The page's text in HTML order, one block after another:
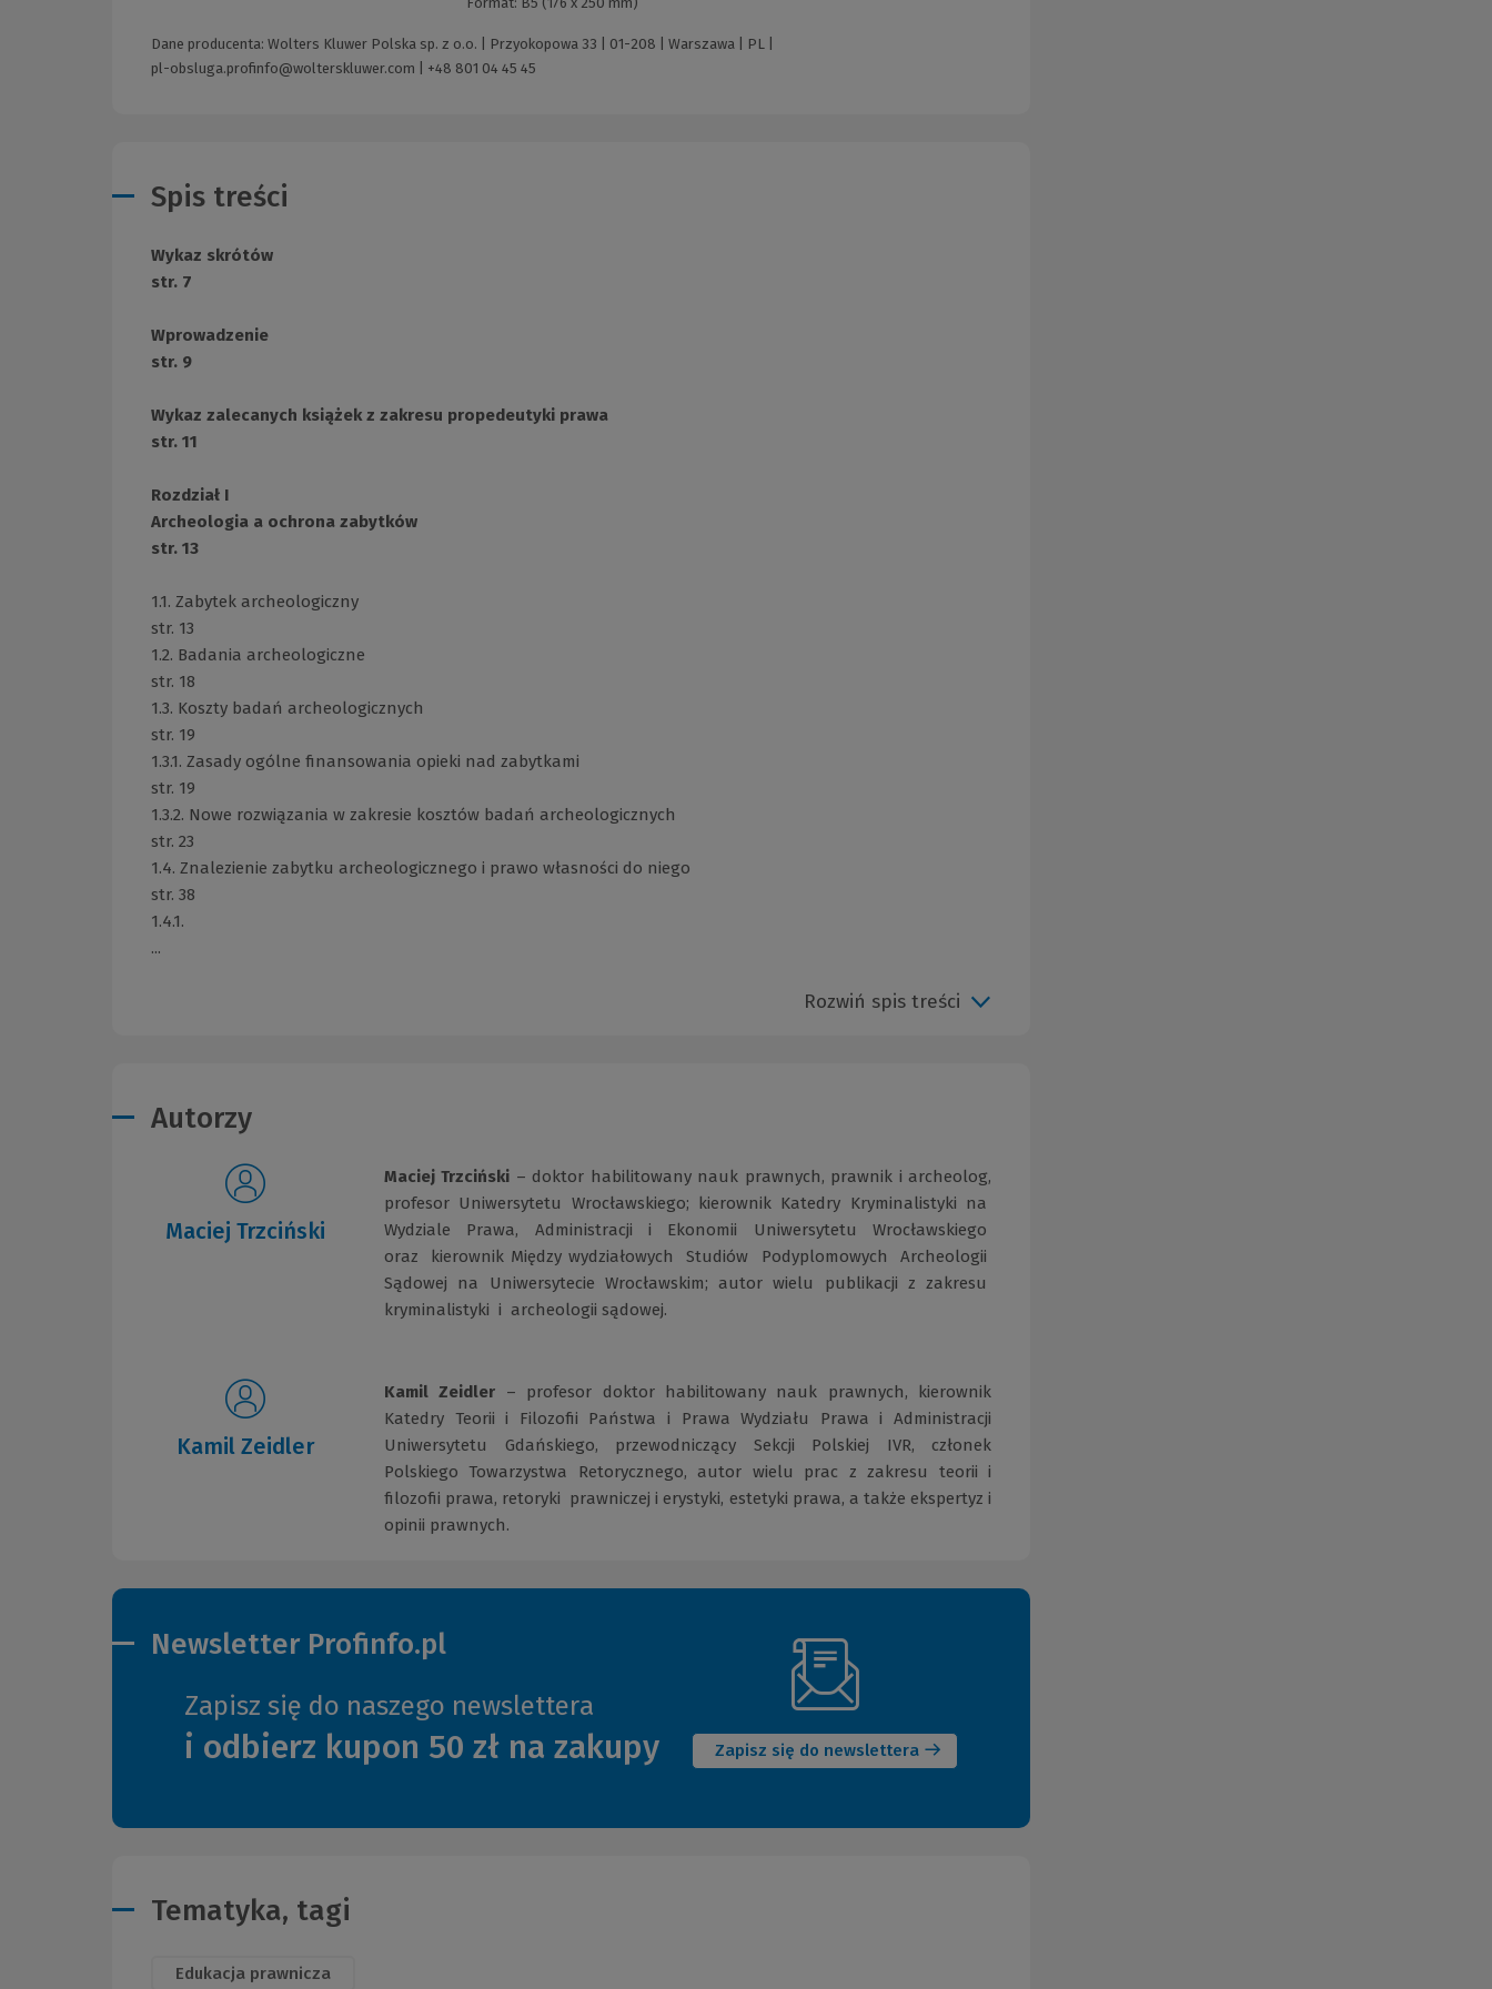
Dane producenta: Wolters Kluwer Polska sp. z o.o. | Przyokopowa 33 | 01-208 | Warszawa | PL |
pl-obsluga.profinfo@wolterskluwer.com
+48 801 04 45 45
Spis treści
Wykaz skrótów
str. 7
Wprowadzenie
str. 9
Wykaz zalecanych książek z zakresu propedeutyki prawa
str. 11
Rozdział I
Archeologia a ochrona zabytków
str. 13
1.1. Zabytek archeologiczny
str. 13
1.2. Badania archeologiczne
str. 18
1.3. Koszty badań archeologicznych
str. 19
1.3.1. Zasady ogólne finansowania opieki nad zabytkami
str. 19
1.3.2. Nowe rozwiązania w zakresie kosztów badań archeologicznych
str. 23
1.4. Znalezienie zabytku archeologicznego i prawo własności do niego
str. 38
1.4.1.
...
Rozwiń spis treści
Autorzy
Maciej Trzciński
Maciej Trzciński – doktor habilitowany nauk prawnych, prawnik i archeolog,
profesor Uniwersytetu Wrocławskiego; kierownik Katedry Kryminalistyki na
Wydziale Prawa, Administracji i Ekonomii Uniwersytetu Wrocławskiego
oraz kierownik Między wydziałowych Studiów Podyplomowych Archeologii
Sądowej na Uniwersytecie Wrocławskim; autor wielu publikacji z zakresu
kryminalistyki i archeologii sądowej.
Kamil Zeidler
Kamil Zeidler – profesor doktor habilitowany nauk prawnych, kierownik
Katedry Teorii i Filozofii­ Państwa i Prawa Wydziału Prawa i Administracji
Uniwersytetu Gdańskiego, przewodniczący Sekcji Polskiej IVR, członek
Polskiego Towarzystwa Retorycznego, autor wielu prac z zakresu teorii i
filozofii prawa, retoryki prawniczej i erystyki, estetyki prawa, a także ekspertyz i
opinii prawnych.
Newsletter Profinfo.pl
Zapisz się do naszego newslettera
i odbierz kupon 50 zł na zakupy Zapisz się do newslettera
okno)
Tematyka, tagi
Edukacja prawnicza